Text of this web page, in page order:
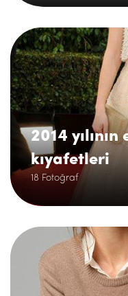
2014 yılının
kıyafetleri
18 Fotoğraf